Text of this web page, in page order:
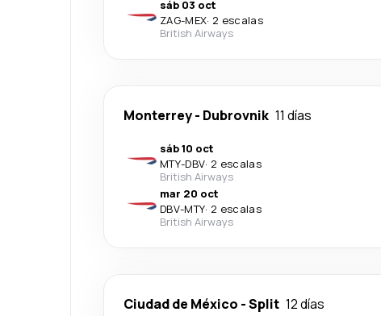
sáb 03 oct
ZAG-MEX· 2 escalas
British Airways
Monterrey- Dubrovnik 11 días
sáb 10 oct
MTY-DBV· 2 escalas
British Airways
mar 20 oct
DBV-MTY· 2 escalas
British Airways
Ciudad de México -Split 12 días